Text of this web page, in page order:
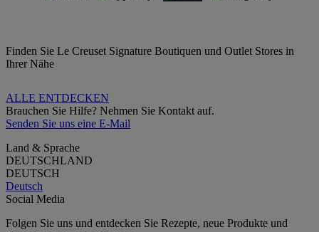
Finden Sie Le Creuset Signature Boutiquen und Outlet Stores in
Ihrer Nähe
ALLE ENTDECKEN
Brauchen Sie Hilfe? Nehmen Sie Kontakt auf.
Senden Sie uns eine E-Mail
Land & Sprache
DEUTSCHLAND
DEUTSCH
Deutsch
Social Media
Folgen Sie uns und entdecken Sie Rezepte, neue Produkte und